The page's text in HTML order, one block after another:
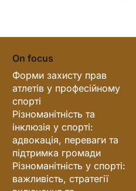
On focus
Форми захисту прав
атлетів у професійному
спорті
Різноманітність та
інклюзія у спорті:
адвокація, переваги та
підтримка громади
Різноманітність у спорті:
важливість, стратегії